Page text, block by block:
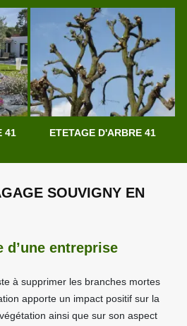
41 ETETAGE D'ARBRE 41
SOUVIGNY EN
d’une entreprise
à supprimer les branches mortes
apporte un impact positif sur la
ainsi que sur son aspect